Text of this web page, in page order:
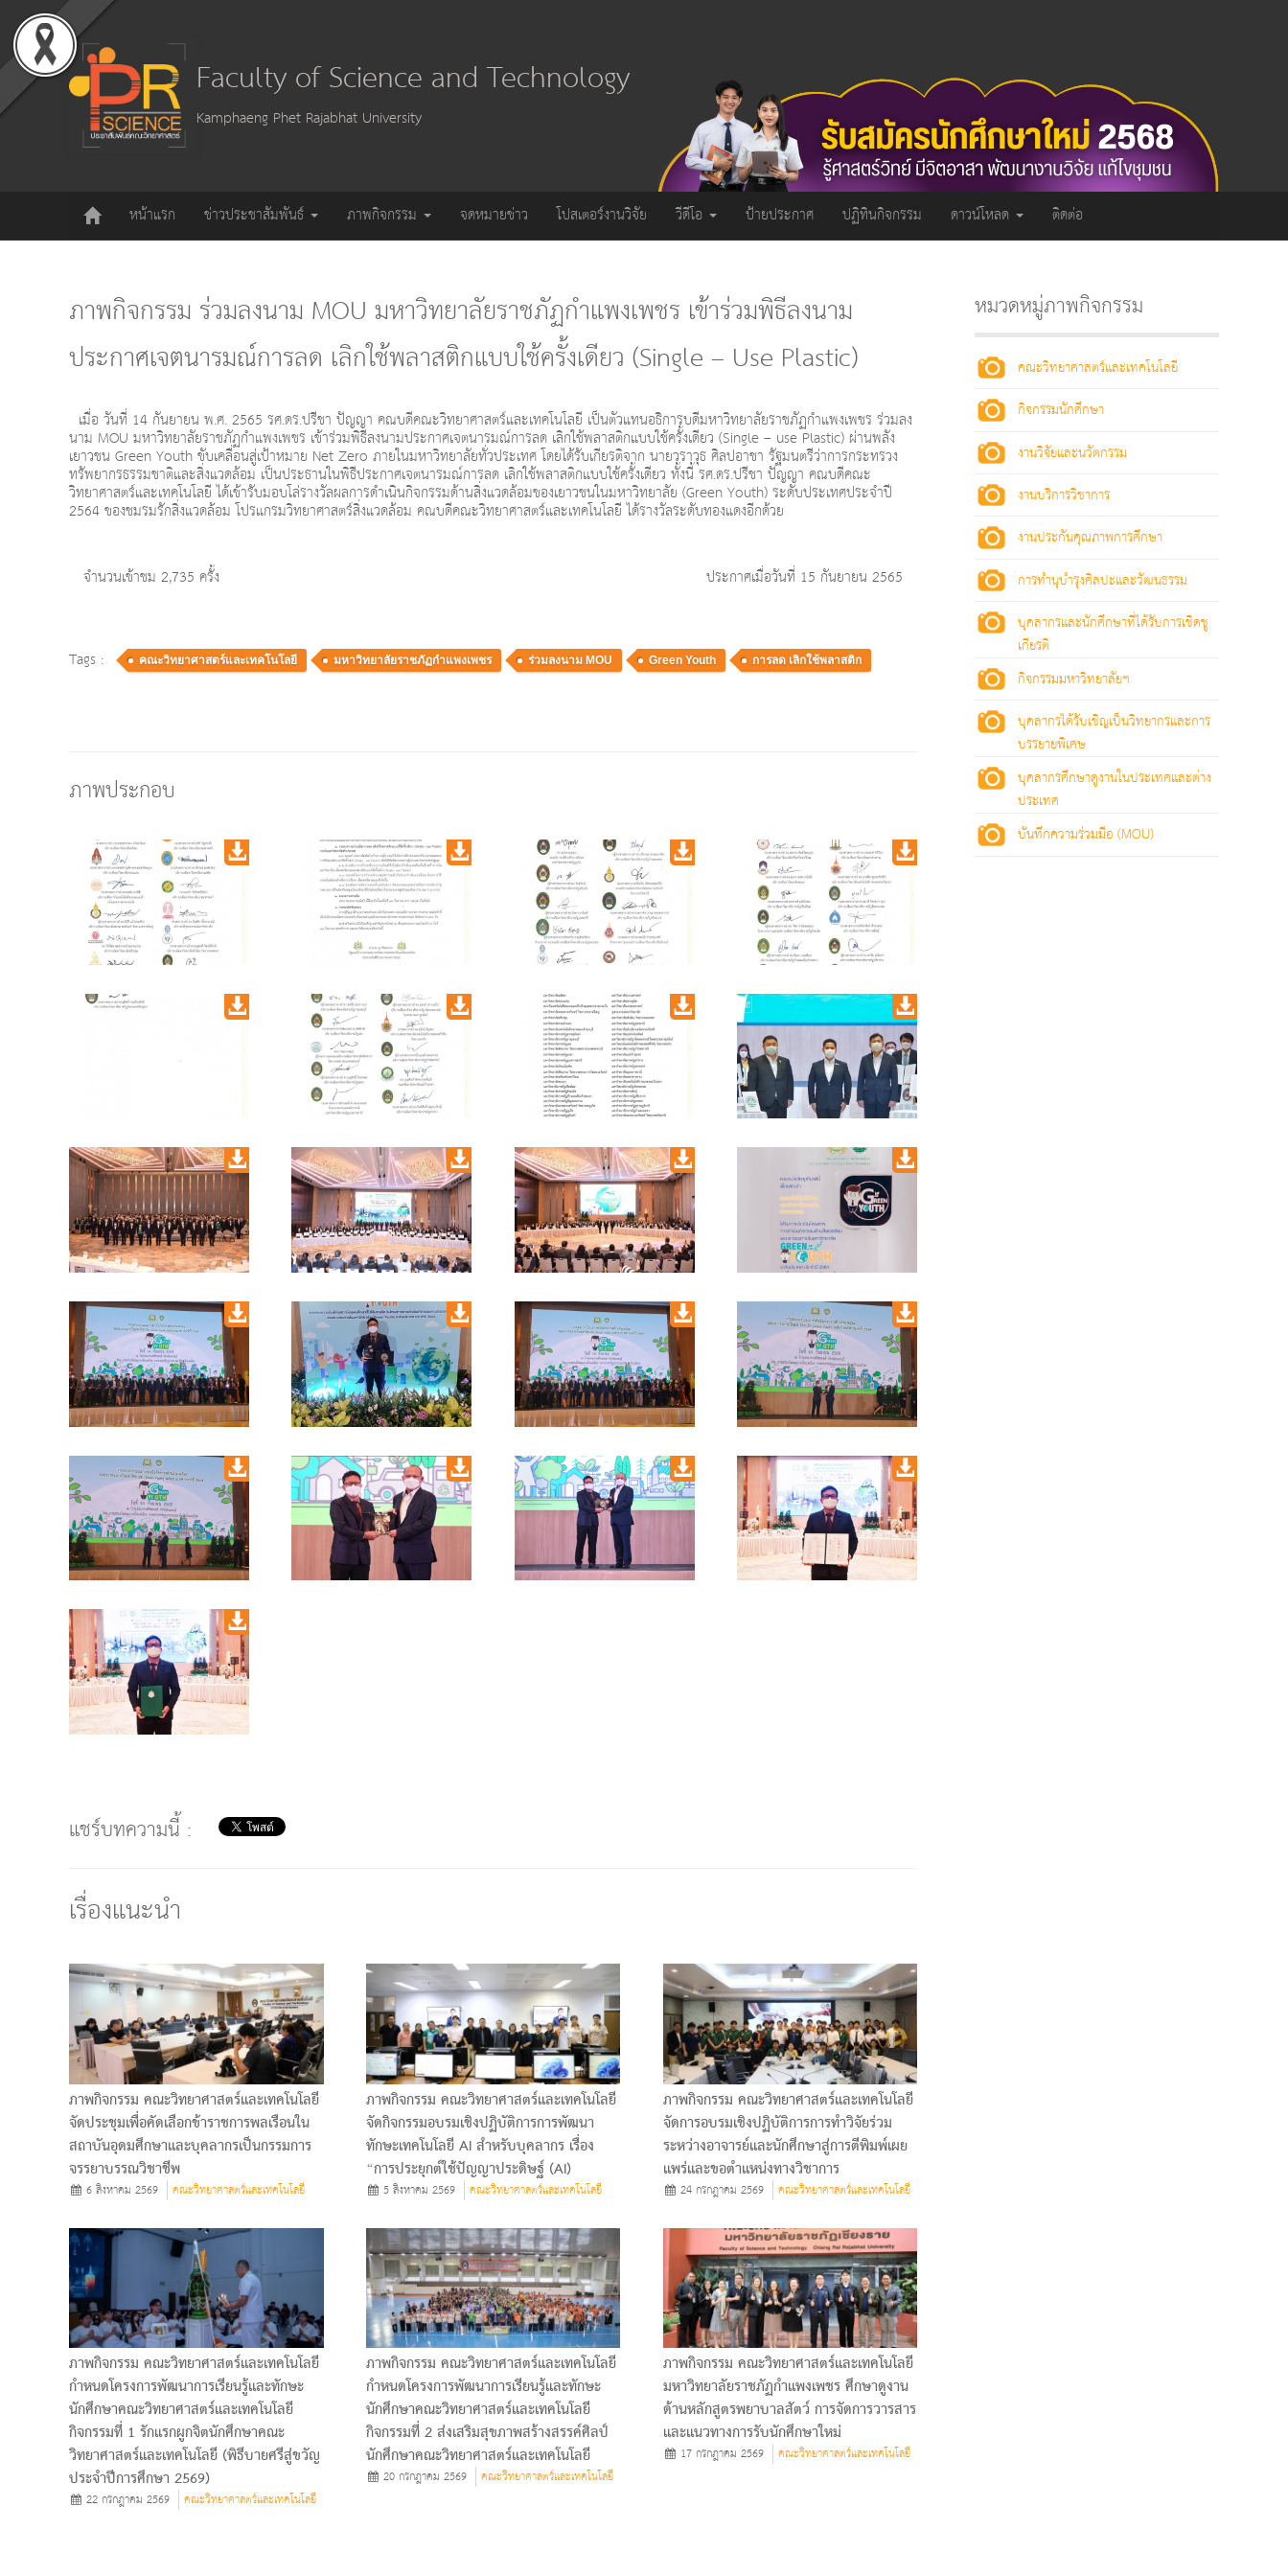
Faculty of Science and Technology
Kamphaeng Phet Rajabhat University
หน้าแรก ข่าวประชาสัมพันธ์ ภาพกิจกรรม จดหมายข่าว โปสเตอร์งานวิจัย วีดีโอ ป้ายประกาศ ปฏิทินกิจกรรม ดาวน์โหลด ติดต่อ
ภาพกิจกรรม ร่วมลงนาม MOU มหาวิทยาลัยราชภัฏกำแพงเพชร เข้าร่วมพิธีลงนาม
ประกาศเจตนารมณ์การลด เลิกใช้พลาสติกแบบใช้ครั้งเดียว (Single – Use Plastic)
เมื่อ วันที่ 14 กันยายน พ.ศ. 2565 รศ.ดร.ปรีชา ปัญญา คณบดีคณะวิทยาศาสตร์และเทคโนโลยี เป็นตัวแทนอธิการบดีมหาวิทยาลัยราชภัฏกำแพงเพชร ร่วมลง
นาม MOU มหาวิทยาลัยราชภัฏกำแพงเพชร เข้าร่วมพิธีลงนามประกาศเจตนารมณ์การลด เลิกใช้พลาสติกแบบใช้ครั้งเดียว (Single – use Plastic) ผ่านพลัง
เยาวชน Green Youth ขับเคลื่อนสู่เป้าหมาย Net Zero ภายในมหาวิทยาลัยทั่วประเทศ โดยได้รับเกียรติจาก นายวราวุธ ศิลปอาชา รัฐมนตรีว่าการกระทรวง
ทรัพยากรธรรมชาติและสิ่งแวดล้อม เป็นประธานในพิธีประกาศเจตนารมณ์การลด เลิกใช้พลาสติกแบบใช้ครั้งเดียว ทั้งนี้ รศ.ดร.ปรีชา ปัญญา คณบดีคณะ
วิทยาศาสตร์และเทคโนโลยี ได้เข้ารับมอบโล่รางวัลผลการดำเนินกิจกรรมด้านสิ่งแวดล้อมของเยาวชนในมหาวิทยาลัย (Green Youth) ระดับประเทศประจำปี
2564 ของชมรมรักสิ่งแวดล้อม โปรแกรมวิทยาศาสตร์สิ่งแวดล้อม คณบดีคณะวิทยาศาสตร์และเทคโนโลยี ได้รางวัลระดับทองแดงอีกด้วย
จำนวนเข้าชม 2,735 ครั้ง ประกาศเมื่อวันที่ 15 กันยายน 2565
Tags : คณะวิทยาศาสตร์และเทคโนโลยี มหาวิทยาลัยราชภัฏกำแพงเพชร ร่วมลงนาม MOU Green Youth การลด เลิกใช้พลาสติก
ภาพประกอบ
แชร์บทความนี้ :
เรื่องแนะนำ
ภาพกิจกรรม คณะวิทยาศาสตร์และเทคโนโลยี
จัดประชุมเพื่อคัดเลือกข้าราชการพลเรือนใน
สถาบันอุดมศึกษาและบุคลากรเป็นกรรมการ
จรรยาบรรณวิชาชีพ
6 สิงหาคม 2569 คณะวิทยาศาสตร์และเทคโนโลยี
ภาพกิจกรรม คณะวิทยาศาสตร์และเทคโนโลยี
จัดกิจกรรมอบรมเชิงปฏิบัติการการพัฒนา
ทักษะเทคโนโลยี AI สำหรับบุคลากร เรื่อง
“การประยุกต์ใช้ปัญญาประดิษฐ์ (AI)
5 สิงหาคม 2569 คณะวิทยาศาสตร์และเทคโนโลยี
ภาพกิจกรรม คณะวิทยาศาสตร์และเทคโนโลยี
จัดการอบรมเชิงปฏิบัติการการทำวิจัยร่วม
ระหว่างอาจารย์และนักศึกษาสู่การตีพิมพ์เผย
แพร่และขอตำแหน่งทางวิชาการ
24 กรกฎาคม 2569 คณะวิทยาศาสตร์และเทคโนโลยี
ภาพกิจกรรม คณะวิทยาศาสตร์และเทคโนโลยี
กำหนดโครงการพัฒนาการเรียนรู้และทักษะ
นักศึกษาคณะวิทยาศาสตร์และเทคโนโลยี
กิจกรรมที่ 1 รักแรกผูกจิตนักศึกษาคณะ
วิทยาศาสตร์และเทคโนโลยี (พิธีบายศรีสู่ขวัญ
ประจำปีการศึกษา 2569)
22 กรกฎาคม 2569 คณะวิทยาศาสตร์และเทคโนโลยี
ภาพกิจกรรม คณะวิทยาศาสตร์และเทคโนโลยี
กำหนดโครงการพัฒนาการเรียนรู้และทักษะ
นักศึกษาคณะวิทยาศาสตร์และเทคโนโลยี
กิจกรรมที่ 2 ส่งเสริมสุขภาพสร้างสรรค์ศิลป์
นักศึกษาคณะวิทยาศาสตร์และเทคโนโลยี
20 กรกฎาคม 2569 คณะวิทยาศาสตร์และเทคโนโลยี
ภาพกิจกรรม คณะวิทยาศาสตร์และเทคโนโลยี
มหาวิทยาลัยราชภัฏกําแพงเพชร ศึกษาดูงาน
ด้านหลักสูตรพยาบาลสัตว์ การจัดการวารสาร
และแนวทางการรับนักศึกษาใหม่
17 กรกฎาคม 2569 คณะวิทยาศาสตร์และเทคโนโลยี
หมวดหมู่ภาพกิจกรรม
คณะวิทยาศาสตร์และเทคโนโลยี
กิจกรรมนักศึกษา
งานวิจัยและนวัตกรรม
งานบริการวิชาการ
งานประกันคุณภาพการศึกษา
การทำนุบำรุงศิลปะและวัฒนธรรม
บุคลากรและนักศึกษาที่ได้รับการเชิดชู
เกียรติ
กิจกรรมมหาวิทยาลัยฯ
บุคลากรได้รับเชิญเป็นวิทยากรและการ
บรรยายพิเศษ
บุคลากรศึกษาดูงานในประเทศและต่าง
ประเทศ
บันทึกความร่วมมือ (MOU)